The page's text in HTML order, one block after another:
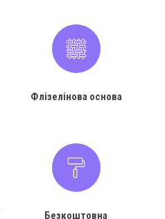
Флізелінова основа
Безкоштовна